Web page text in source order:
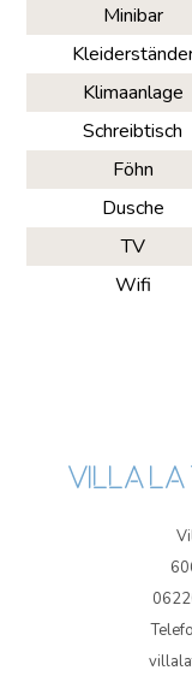
Minibar
Klimaanlage
Schreibtisch
Föhn
Dusche
TV
Wifi
VILLA LA